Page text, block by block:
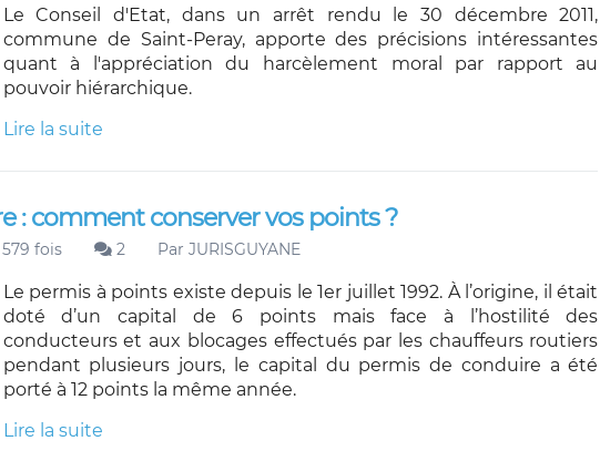
Le Conseil d'Etat, dans un arrêt rendu le 30 décembre 2011,
commune de Saint-Peray, apporte des précisions intéressantes
quant à l'appréciation du harcèlement moral par rapport au
pouvoir hiérarchique.
Lire la suite
: comment conserver vos points ?
fois 2 Par JURISGUYANE
Le permis à points existe depuis le 1er juillet 1992. À l’origine, il était
doté d’un capital de 6 points mais face à l’hostilité des
conducteurs et aux blocages effectués par les chauffeurs routiers
pendant plusieurs jours, le capital du permis de conduire a été
porté à 12 points la même année.
Lire la suite